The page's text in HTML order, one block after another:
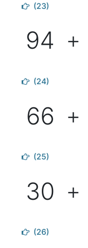
(23)
94 ＋
(24)
66 ＋
(25)
30 ＋
(26)